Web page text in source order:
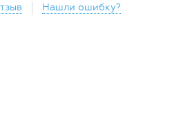
Нашли ошибку?